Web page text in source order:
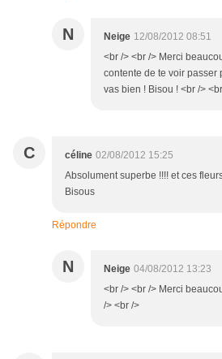
N Neige 12/08/2012 08:51
<br /> <br /> Merci
contente de te voir passer
vas bien ! Bisou ! <br />
C céline 02/08/2012 15:25
Absolument superbe !!!! et ces
Bisous
Répondre
N Neige 04/08/2012 13:23
<br /> <br /> Merci
/> <br />